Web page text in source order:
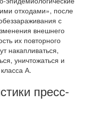
отходами», после
с
внешнего
их повторного
накапливаться,
уничтожаться и
А.
пресс-